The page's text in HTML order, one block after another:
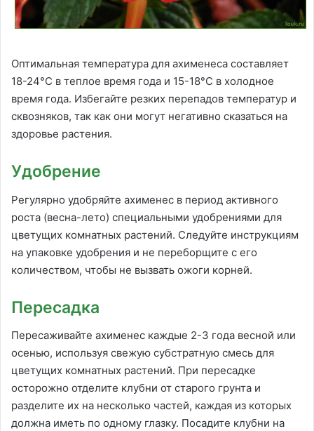
Оптимальная температура для ахименеса составляет
18-24°C в теплое время года и 15-18°C в холодное
время года. Избегайте резких перепадов температур и
сквозняков, так как они могут негативно сказаться на
здоровье растения.
Удобрение
Регулярно удобряйте ахименес в период активного
роста (весна-лето) специальными удобрениями для
цветущих комнатных растений. Следуйте инструкциям
на упаковке удобрения и не переборщите с его
количеством, чтобы не вызвать ожоги корней.
Пересадка
Пересаживайте ахименес каждые 2-3 года весной или
осенью, используя свежую субстратную смесь для
цветущих комнатных растений. При пересадке
осторожно отделите клубни от старого грунта и
разделите их на несколько частей, каждая из которых
должна иметь по одному глазку. Посадите клубни на